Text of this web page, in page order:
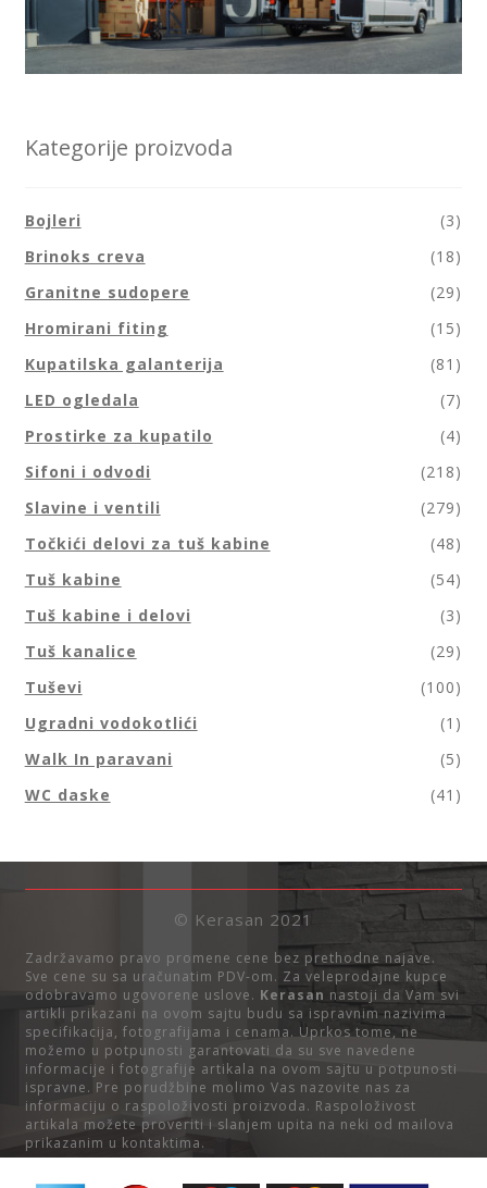
Kategorije proizvoda
Bojleri
(3)
Brinoks creva
(18)
Granitne sudopere
(29)
Hromirani fiting
(15)
Kupatilska galanterija
(81)
LED ogledala
(7)
Prostirke za kupatilo
(4)
Sifoni i odvodi
(218)
Slavine i ventili
(279)
Točkići delovi za tuš kabine
(48)
Tuš kabine
(54)
Tuš kabine i delovi
(3)
Tuš kanalice
(29)
Tuševi
(100)
Ugradni vodokotlići
(1)
Walk In paravani
(5)
WC daske
(41)
© Kerasan 2021
Zadržavamo pravo promene cene bez prethodne najave.
Sve cene su sa uračunatim PDV-om. Za veleprodajne kupce
odobravamo ugovorene uslove. Kerasan nastoji da Vam svi
artikli prikazani na ovom sajtu budu sa ispravnim nazivima
specifikacija, fotografijama i cenama. Uprkos tome, ne
možemo u potpunosti garantovati da su sve navedene
informacije i fotografije artikala na ovom sajtu u potpunosti
ispravne. Pre porudžbine molimo Vas nazovite nas za
informaciju o raspoloživosti proizvoda. Raspoloživost
artikala možete proveriti i slanjem upita na neki od mailova
prikazanim u kontaktima.